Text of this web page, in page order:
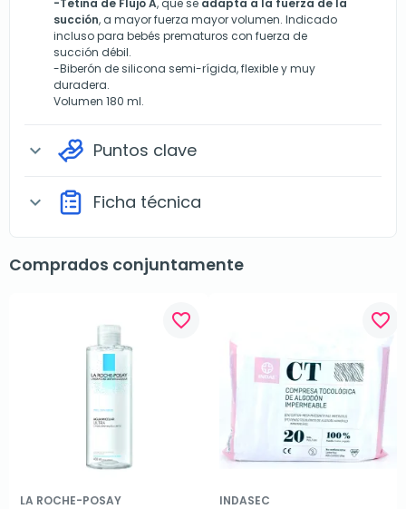
-Tetina de Flujo A, que se adapta a la fuerza de la
succión, a mayor fuerza mayor volumen. Indicado
incluso para bebés prematuros con fuerza de
succión débil.
-Biberón de silicona semi-rígida, flexible y muy
duradera.
Volumen 180 ml.
expand_more Puntos clave
expand_more Ficha técnica
Comprados conjuntamente
favorite_border
LA ROCHE-POSAY
favorite_border
INDASEC